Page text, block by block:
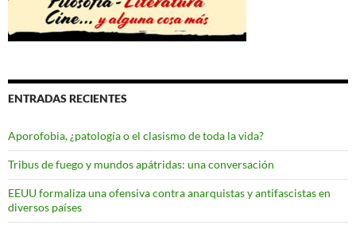
ENTRADAS RECIENTES
Aporofobia, ¿patología o el clasismo de toda la vida?
Tribus de fuego y mundos apátridas: una conversación
EEUU formaliza una ofensiva contra anarquistas y antifascistas en
diversos países